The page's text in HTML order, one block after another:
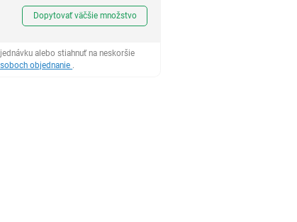
Dopytovať väčšie množstvo
alebo stiahnuť na neskoršie
objednanie .